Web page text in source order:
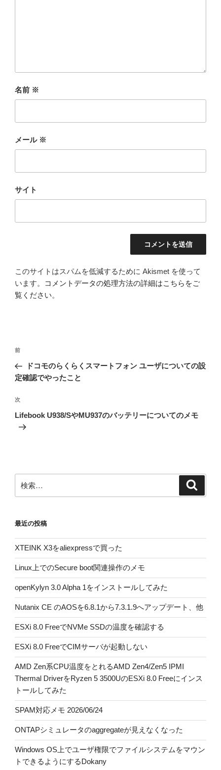
名前 ※
メール ※
サイト
このサイトはスパムを低減するために Akismet を使って
います。
コメントデータの処理方法の詳細はこちらをご
覧ください。
投
ナ
ゲ
ー
シ
前
の
投
前
ドコモのらくらくスマートフォン ユーザについての設
定確認でやったこと
次
の
次
Lifebook U938/SやMU937のバッテリーについてのメモ
索:
最近の投稿
XTEINK X3をaliexpressで買った
Linux上でのSecure boot関連操作のメモ
openKylyn 3.0 Alpha 1をインストールしてみた
Nutanix CE のAOSを6.8.1から7.3.1.9へアップデート、他
ESXi 8.0 FreeでNVMe SSDの温度を確認する
ESXi 8.0 FreeでCIMサーバが起動しない
AMD Zen系CPU温度をとれるAMD Zen4/Zen5 IPMI
Thermal DriverをRyzen 5 3500UのESXi 8.0 Freeにインス
トールしてみた
SPAM対応メモ 2026/06/24
ONTAPシミュレータのaggregateが見えなくなった
Windows OS上でユーザ権限でファイルシステムをマウン
トできるようにするDokany